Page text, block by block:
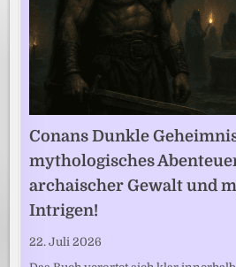
Conans Dunkle
mythologisches
archaischer Gewalt und
Intrigen!
22. Juli 2026